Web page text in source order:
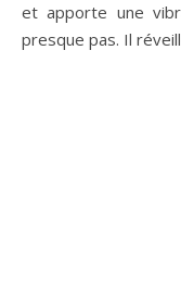
et apporte une
presque pas. Il